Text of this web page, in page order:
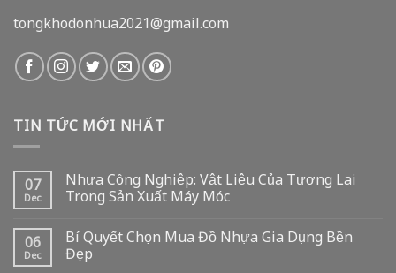
tongkhodonhua2021@gmail.com
TIN TỨC MỚI NHẤT
07
Dec
Nhựa Công Nghiệp: Vật Liệu Của Tương Lai
Trong Sản Xuất Máy Móc
06
Dec
Bí Quyết Chọn Mua Đồ Nhựa Gia Dụng Bền
Đẹp